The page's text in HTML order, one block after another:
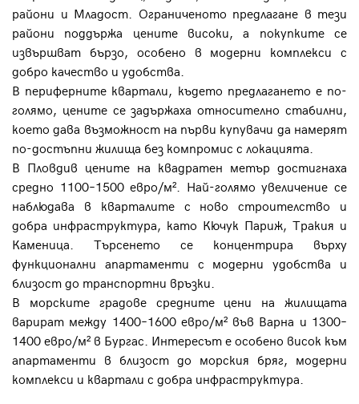
райони и Младост. Ограниченото предлагане в тези
райони поддържа цените високи, а покупките се
извършват бързо, особено в модерни комплекси с
добро качество и удобства.
В периферните квартали, където предлагането е по-
голямо, цените се задържаха относително стабилни,
което дава възможност на първи купувачи да намерят
по-достъпни жилища без компромис с локацията.
В Пловдив цените на квадратен метър достигнаха
средно 1100–1500 евро/м². Най-голямо увеличение се
наблюдава в кварталите с ново строителство и
добра инфраструктура, като Кючук Париж, Тракия и
Каменица. Търсенето се концентрира върху
функционални апартаменти с модерни удобства и
близост до транспортни връзки.
В морските градове средните цени на жилищата
варират между 1400–1600 евро/м² във Варна и 1300–
1400 евро/м² в Бургас. Интересът е особено висок към
апартаменти в близост до морския бряг, модерни
комплекси и квартали с добра инфраструктура.